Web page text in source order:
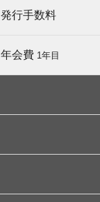
発行手数料
年会費 1年目